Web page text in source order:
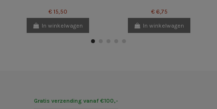
€ 15,50
In winkelwagen
€ 6,75
In winkelwagen
Gratis verzending vanaf €100,-